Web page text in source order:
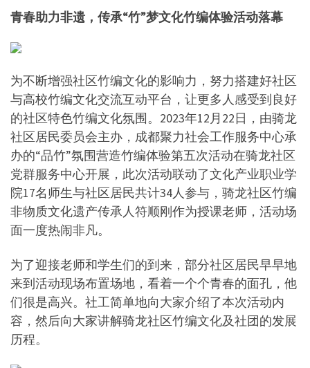
青春助力非遗，传承“竹”梦文化竹编体验活动落幕
为不断增强社区竹编文化的影响力，努力搭建好社区
与高校竹编文化交流互动平台，让更多人感受到良好
的社区特色竹编文化氛围。2023年12月22日，由骑龙
社区居民委员会主办，成都聚力社会工作服务中心承
办的“品竹”氛围营造竹编体验第五次活动在骑龙社区
党群服务中心开展，此次活动联动了文化产业职业学
院17名师生与社区居民共计34人参与，骑龙社区竹编
非物质文化遗产传承人符顺刚作为授课老师，活动场
面一度热闹非凡。
为了迎接老师和学生们的到来，部分社区居民早早地
来到活动现场布置场地，看着一个个青春的面孔，他
们很是高兴。社工简单地向大家介绍了本次活动内
容，然后向大家讲解骑龙社区竹编文化及社团的发展
历程。